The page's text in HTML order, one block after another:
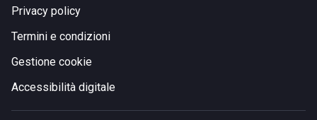
Privacy policy
Termini e condizioni
Gestione cookie
Accessibilità digitale